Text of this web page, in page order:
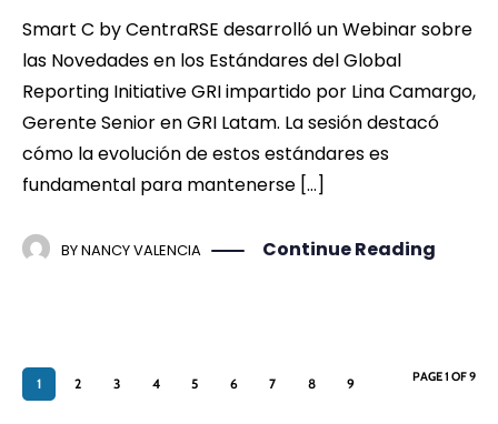
Smart C by CentraRSE desarrolló un Webinar sobre
las Novedades en los Estándares del Global
Reporting Initiative GRI impartido por Lina Camargo,
Gerente Senior en GRI Latam. La sesión destacó
cómo la evolución de estos estándares es
fundamental para mantenerse […]
BYNANCY VALENCIA Continue Reading
1 2 3 4 5 6 7 8 9 PAGE 1 OF 9